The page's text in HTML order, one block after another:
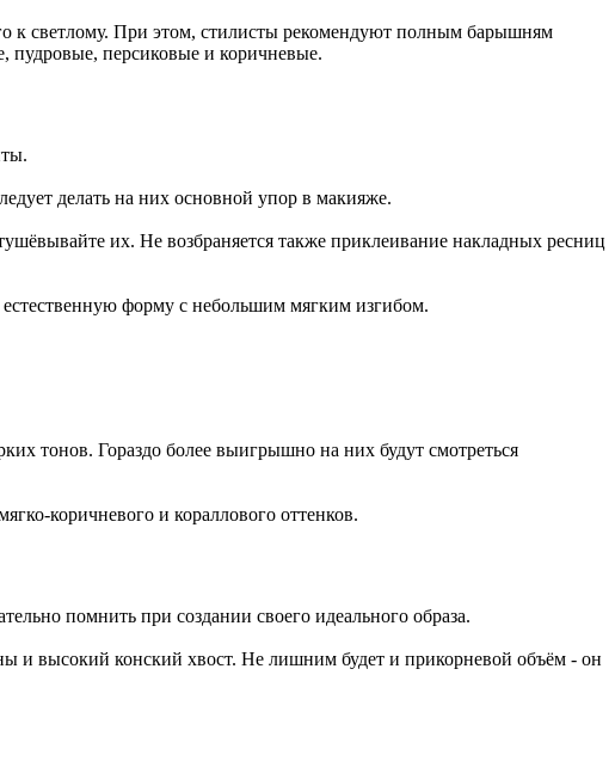
к светлому. При этом, стилисты рекомендуют полным барышням
пудровые, персиковые и коричневые.
делать на них основной упор в макияже.
их. Не возбраняется также приклеивание накладных ресниц
естественную форму с небольшим мягким изгибом.
тонов. Гораздо более выигрышно на них будут смотреться
коричневого и кораллового оттенков.
помнить при создании своего идеального образа.
и высокий конский хвост. Не лишним будет и прикорневой объём - он